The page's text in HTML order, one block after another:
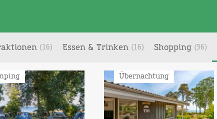
(16) Essen & Trinken (16) Shopping (36)
Übernachtung